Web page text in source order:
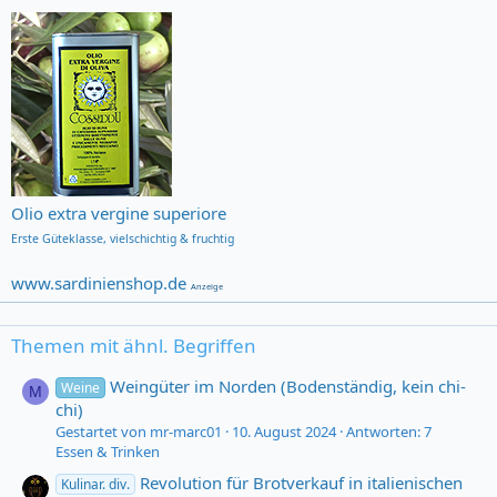
Olio extra vergine superiore
Erste Güteklasse, vielschichtig & fruchtig
www.sardinienshop.de Anzeige
Themen mit ähnl. Begriffen
M Weine
Weingüter im Norden (Bodenständig, kein chi-
chi)
Gestartet von mr-marc01 10. August 2024 Antworten: 7
Essen & Trinken
Kulinar. div. Revolution für Brotverkauf in italienischen